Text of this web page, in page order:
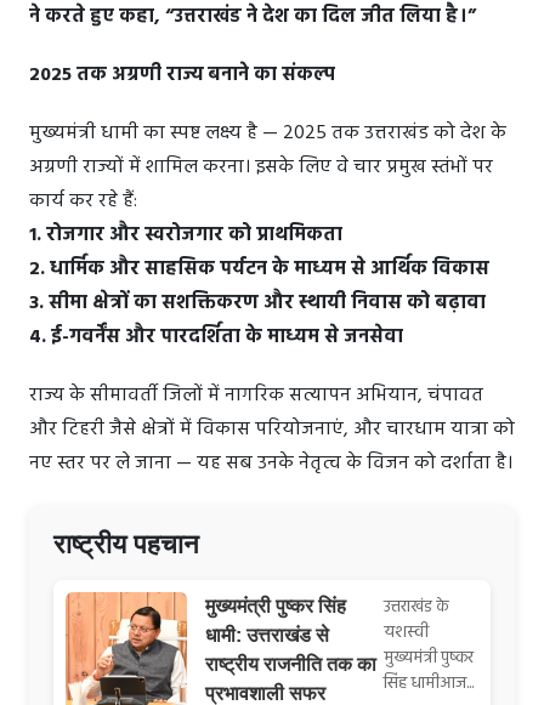
ने करते हुए कहा, “उत्तराखंड ने देश का दिल जीत लिया है।”
2025 तक अग्रणी राज्य बनाने का संकल्प
मुख्यमंत्री धामी का स्पष्ट लक्ष्य है — 2025 तक उत्तराखंड को देश के
अग्रणी राज्यों में शामिल करना। इसके लिए वे चार प्रमुख स्तंभों पर
कार्य कर रहे हैं:
1. रोजगार और स्वरोजगार को प्राथमिकता
2. धार्मिक और साहसिक पर्यटन के माध्यम से आर्थिक विकास
3. सीमा क्षेत्रों का सशक्तिकरण और स्थायी निवास को बढ़ावा
4. ई-गवर्नेंस और पारदर्शिता के माध्यम से जनसेवा
राज्य के सीमावर्ती जिलों में नागरिक सत्यापन अभियान, चंपावत
और टिहरी जैसे क्षेत्रों में विकास परियोजनाएं, और चारधाम यात्रा को
नए स्तर पर ले जाना — यह सब उनके नेतृत्व के विजन को दर्शाता है।
राष्ट्रीय पहचान
मुख्यमंत्री पुष्कर सिंह
धामी: उत्तराखंड से
राष्ट्रीय राजनीति तक का
प्रभावशाली सफर
उत्तराखंड के
यशस्वी
मुख्यमंत्री पुष्कर
सिंह धामीआज...